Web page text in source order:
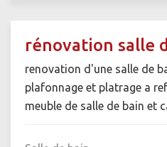
rénovation salle
renovation d'une salle de
plafonnage et platrage a
meuble de salle de bain et